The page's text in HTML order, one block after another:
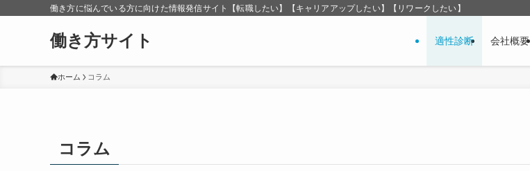
働き方に悩んでいる方に向けた情報発信サイト【転職したい】【キャリアアップしたい】【リワークしたい】
働き方サイト 適性診断 会社概要
ホーム コラム
コラム